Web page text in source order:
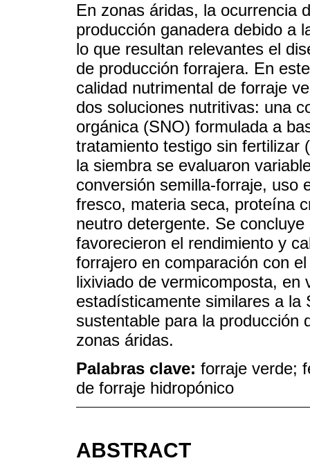
En zonas áridas, la ocurrencia
producción ganadera debido a
lo que resultan relevantes el
de producción forrajera. En
calidad nutrimental de forraje
dos soluciones nutritivas: una
orgánica (SNO) formulada a
tratamiento testigo sin fertilizar
la siembra se evaluaron
conversión semilla-forraje, uso
fresco, materia seca, proteína
neutro detergente. Se
favorecieron el rendimiento y
forrajero en comparación con
lixiviado de vermicomposta, en
estadísticamente similares a la
sustentable para la producción
zonas áridas.
Palabras clave: forraje verde;
de forraje hidropónico
ABSTRACT